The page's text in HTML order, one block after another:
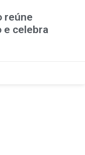
reúne
e celebra